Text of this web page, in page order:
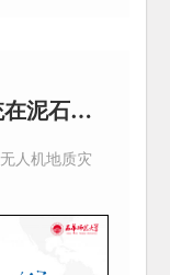
刘辉：飞马无人机航测系统在泥石流灾害评估指数计算中的应用
无人机地质灾